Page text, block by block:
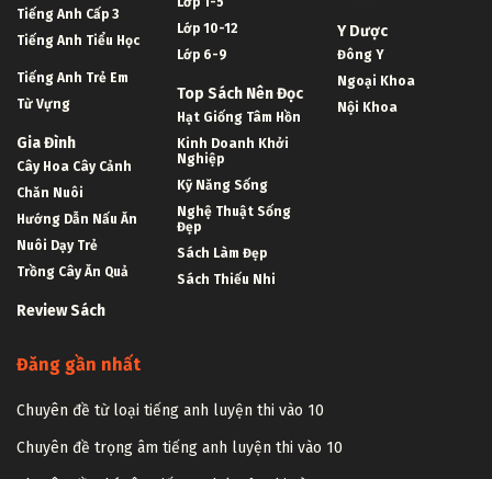
Tiếng Anh Cấp 3
Tiếng Anh Tiểu Học
Tiếng Anh Trẻ Em
Từ Vựng
Gia Đình
Cây Hoa Cây Cảnh
Chăn Nuôi
Hướng Dẫn Nấu Ăn
Nuôi Dạy Trẻ
Trồng Cây Ăn Quả
Review Sách
Lớp 10-12
Lớp 6-9
Top Sách Nên Đọc
Hạt Giống Tâm Hồn
Kinh Doanh Khởi
Nghiệp
Kỹ Năng Sống
Nghệ Thuật Sống
Đẹp
Sách Làm Đẹp
Sách Thiếu Nhi
Y Dược
Đông Y
Ngoại Khoa
Nội Khoa
Đăng gần nhất
Chuyên đề từ loại tiếng anh luyện thi vào 10
Chuyên đề trọng âm tiếng anh luyện thi vào 10